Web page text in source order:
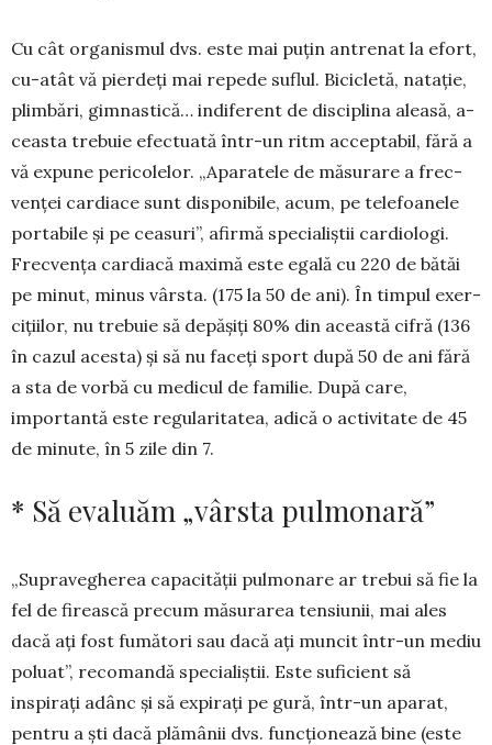
Cu cât organismul dvs. este mai puțin antrenat la efort,
cu-atât vă pierdeți mai repede su­flul. Bi­ci­cletă, natație,
plim­bări, gim­nas­tică… in­di­ferent de disciplina alea­să, a­
ceas­ta trebuie efectuată în­tr-un ritm ac­cep­tabil, fără a
vă expune perico­lelor. „Aparatele de măsurare a frec­
venței cardiace sunt disponibile, acum, pe tele­foanele
portabile și pe cea­suri”, afirmă spe­cia­liștii car­diologi.
Frec­­ven­ța cardiacă ma­­ximă este egală cu 220 de bătăi
pe mi­nut, minus vârsta. (175 la 50 de ani). În timpul exer­
ci­țiilor, nu trebuie să depășiți 80% din această cifră (136
în cazul acesta) și să nu faceți sport după 50 de ani fără
a sta de vorbă cu medicul de familie. După care,
importantă este regula­ri­tatea, adică o activi­tate de 45
de minute, în 5 zile din 7.
* Să evaluăm „vârsta pulmonară”
„Supravegherea capacității pul­mo­nare ar tre­bui să fie la
fel de fi­reas­că precum măsurarea ten­siunii, mai ales
dacă ați fost fumători sau dacă ați mun­cit într-un mediu
po­luat”, recomandă spe­cia­liștii. Este su­fi­cient să
inspirați adânc și să ex­pi­rați pe gură, într-un aparat,
pentru a ști dacă plă­mânii dvs. funcționează bine (este